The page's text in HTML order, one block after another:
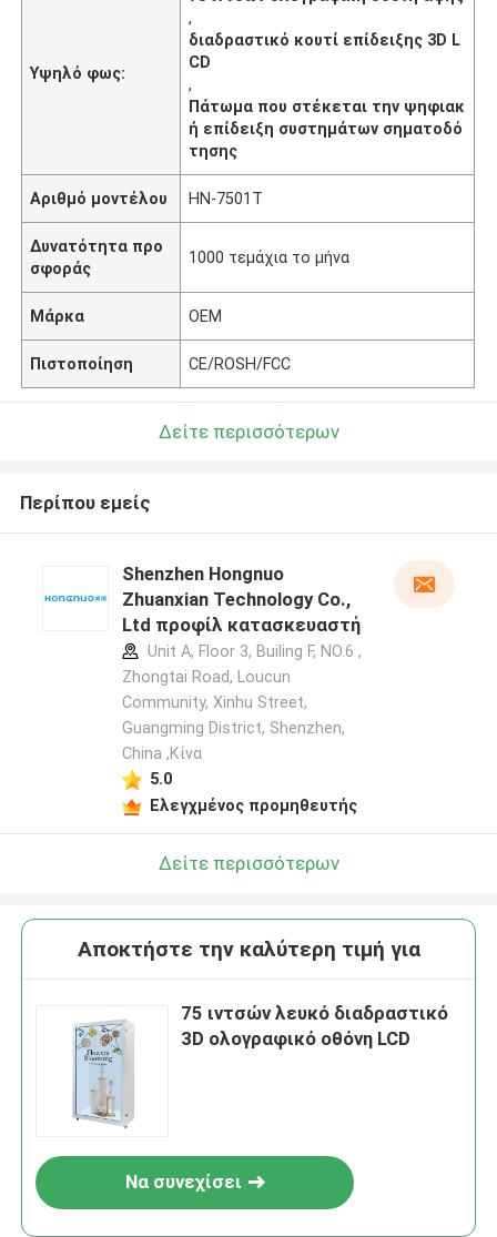
Υψηλό φως:
,
διαδραστικό κουτί επίδειξης 3D L
CD
,
Πάτωμα που στέκεται την ψηφιακ
ή επίδειξη συστημάτων σηματοδό
τησης
Αριθμό μοντέλου HN-7501T
Δυνατότητα προ
σφοράς
1000 τεμάχια το μήνα
Μάρκα OEM
Πιστοποίηση CE/ROSH/FCC
Δείτε περισσότερων
Περίπου εμείς
Shenzhen Hongnuo
Zhuanxian Technology Co.,
Ltd προφίλ κατασκευαστή
Unit A, Floor 3, Builing F, NO.6 ,
Zhongtai Road, Loucun
Community, Xinhu Street,
Guangming District, Shenzhen,
China ,Κίνα
5.0
Ελεγχμένος προμηθευτής
Δείτε περισσότερων
Αποκτήστε την καλύτερη τιμή για
75 ιντσών λευκό διαδραστικό
3D ολογραφικό οθόνη LCD
Να συνεχίσει